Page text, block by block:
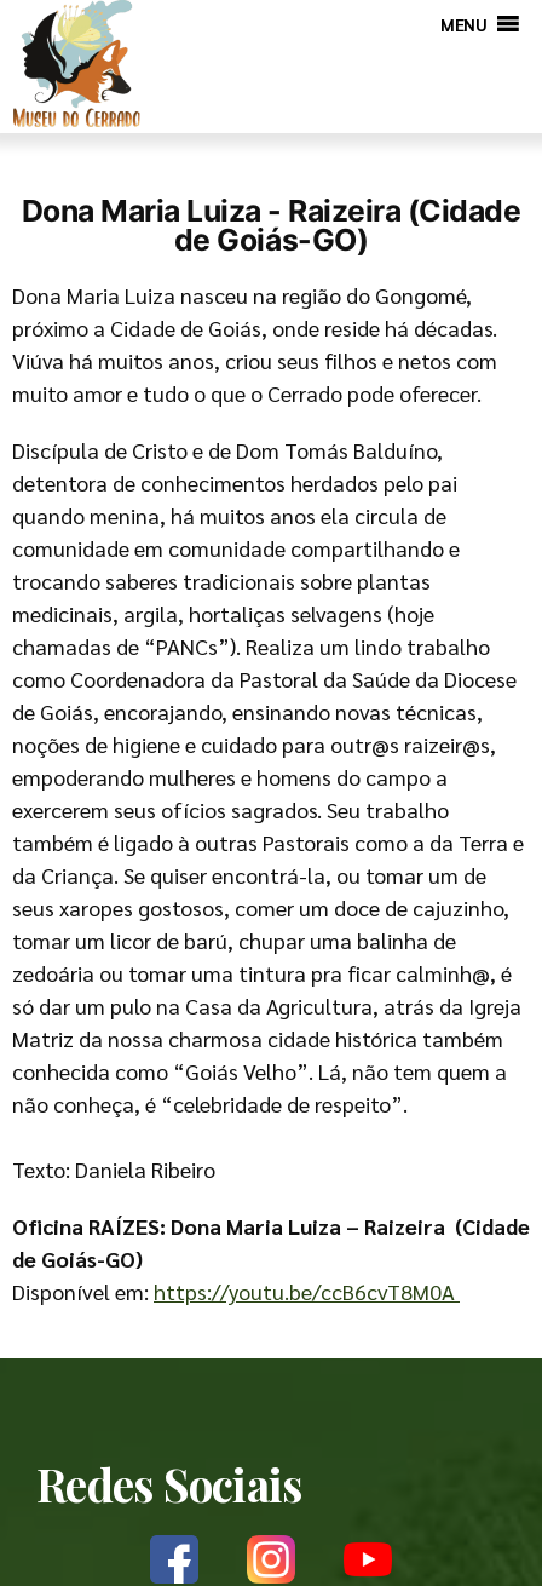
MENU
Dona Maria Luiza - Raizeira (Cidade
de Goiás-GO)
Dona Maria Luiza nasceu na região do Gongomé,
próximo a Cidade de Goiás, onde reside há décadas.
Viúva há muitos anos, criou seus filhos e netos com
muito amor e tudo o que o Cerrado pode oferecer.
Discípula de Cristo e de Dom Tomás Balduíno,
detentora de conhecimentos herdados pelo pai
quando menina, há muitos anos ela circula de
comunidade em comunidade compartilhando e
trocando saberes tradicionais sobre plantas
medicinais, argila, hortaliças selvagens (hoje
chamadas de “PANCs”). Realiza um lindo trabalho
como Coordenadora da Pastoral da Saúde da Diocese
de Goiás, encorajando, ensinando novas técnicas,
noções de higiene e cuidado para outr@s raizeir@s,
empoderando mulheres e homens do campo a
exercerem seus ofícios sagrados. Seu trabalho
também é ligado à outras Pastorais como a da Terra e
da Criança. Se quiser encontrá-la, ou tomar um de
seus xaropes gostosos, comer um doce de cajuzinho,
tomar um licor de barú, chupar uma balinha de
zedoária ou tomar uma tintura pra ficar calminh@, é
só dar um pulo na Casa da Agricultura, atrás da Igreja
Matriz da nossa charmosa cidade histórica também
conhecida como “Goiás Velho”. Lá, não tem quem a
não conheça, é “celebridade de respeito”.
Texto: Daniela Ribeiro
Oficina RAÍZES: Dona Maria Luiza – Raizeira (Cidade
de Goiás-GO)
Disponível em: https://youtu.be/ccB6cvT8M0A
Redes Sociais